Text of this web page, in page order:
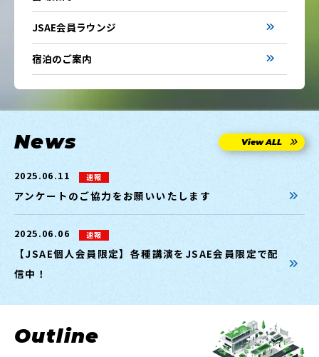
JSAE会員ラウンジ
宿泊のご案内
News View ALL
2025.06.11 速報
アンケートのご協力をお願いいたします
2025.06.06 速報
【JSAE個人会員限定】各種講演をJSAE会員限定で配
信中！
Outline